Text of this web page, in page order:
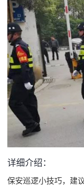
详细介绍：
保安巡逻小技巧，建